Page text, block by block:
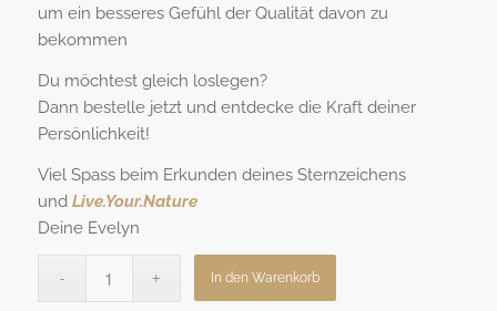
um ein besseres Gefühl der Qualität davon zu
bekommen
Du möchtest gleich loslegen?
Dann bestelle jetzt und entdecke die Kraft deiner
Persönlichkeit!
Viel Spass beim Erkunden deines Sternzeichens
und Live.Your.Nature
Deine Evelyn
In den Warenkorb